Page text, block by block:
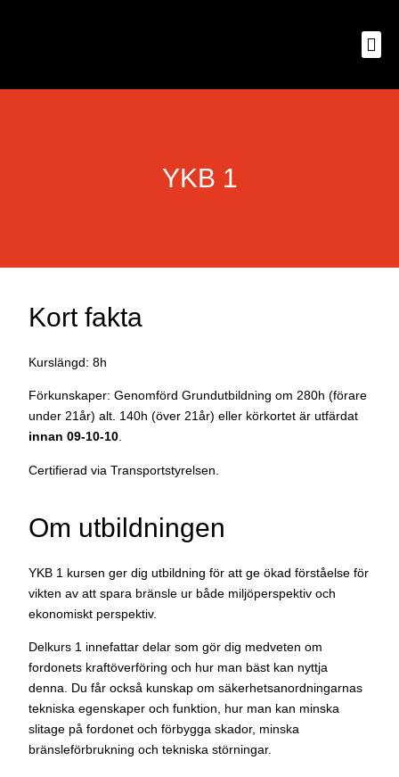
YKB 1
Kort fakta
Kurslängd: 8h
Förkunskaper: Genomförd Grundutbildning om 280h (förare
under 21år) alt. 140h (över 21år) eller körkortet är utfärdat
innan 09-10-10.
Certifierad via Transportstyrelsen.
Om utbildningen
YKB 1 kursen ger dig utbildning för att ge ökad förståelse för
vikten av att spara bränsle ur både miljöperspektiv och
ekonomiskt perspektiv.
Delkurs 1 innefattar delar som gör dig medveten om
fordonets kraftöverföring och hur man bäst kan nyttja
denna. Du får också kunskap om säkerhetsanordningarnas
tekniska egenskaper och funktion, hur man kan minska
slitage på fordonet och förbygga skador, minska
bränsleförbrukning och tekniska störningar.